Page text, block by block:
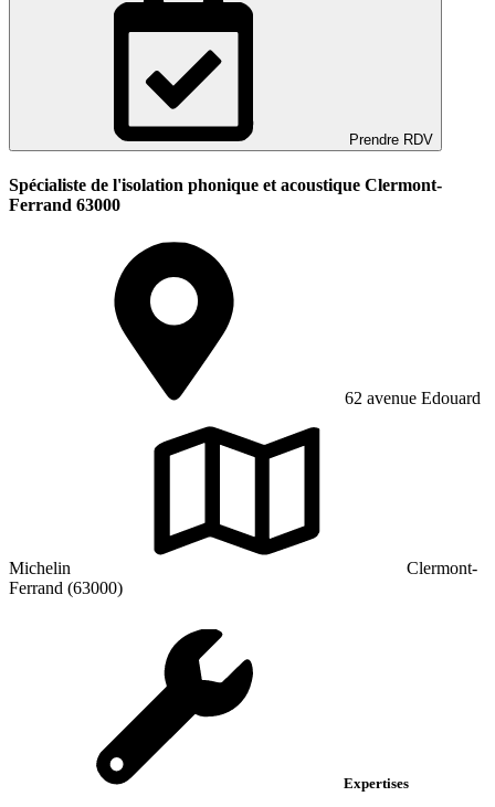
Prendre RDV
Spécialiste de l'isolation phonique et acoustique Clermont-
Ferrand 63000
62 avenue Edouard
Michelin
Clermont-
Ferrand (63000)
Expertises